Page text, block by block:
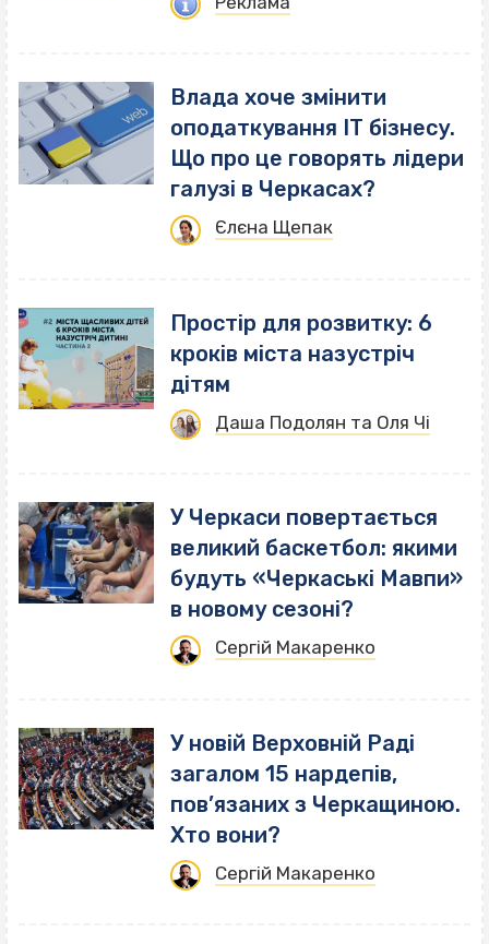
Влада хоче змінити
оподаткування ІТ бізнесу.
Що про це говорять лідери
галузі в Черкасах?
Єлєна Щепак
Простір для розвитку: 6
кроків міста назустріч
дітям
Даша Подолян та Оля Чі
У Черкаси повертається
великий баскетбол: якими
будуть «Черкаські Мавпи»
в новому сезоні?
Сергій Макаренко
У новій Верховній Раді
загалом 15 нардепів,
пов’язаних з Черкащиною.
Хто вони?
Сергій Макаренко